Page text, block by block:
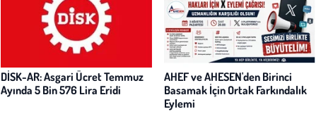
DİSK-AR: Asgari Ücret Temmuz
Ayında 5 Bin 576 Lira Eridi
AHEF ve AHESEN'den Birinci
Basamak İçin Ortak Farkındalık
Eylemi